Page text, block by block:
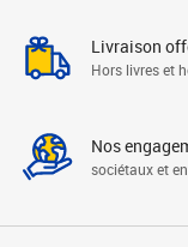
Livraison
Hors livres et
Nos
sociétaux et